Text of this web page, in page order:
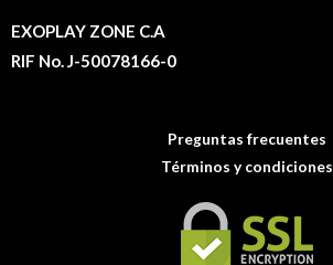
EXOPLAY ZONE C.A
RIF No. J-50078166-0
Preguntas frecuentes
Términos y condiciones